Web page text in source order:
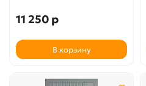
11 250 р
В корзину